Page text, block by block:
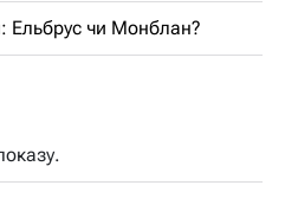
чи Монблан?